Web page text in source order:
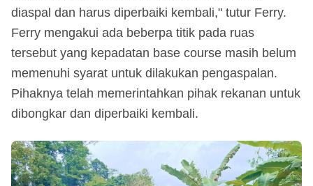
diaspal dan harus diperbaiki kembali," tutur Ferry.
Ferry mengakui ada beberpa titik pada ruas
tersebut yang kepadatan base course masih belum
memenuhi syarat untuk dilakukan pengaspalan.
Pihaknya telah memerintahkan pihak rekanan untuk
dibongkar dan diperbaiki kembali.